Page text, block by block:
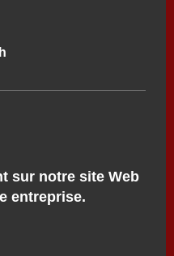
sur notre site Web
entreprise.